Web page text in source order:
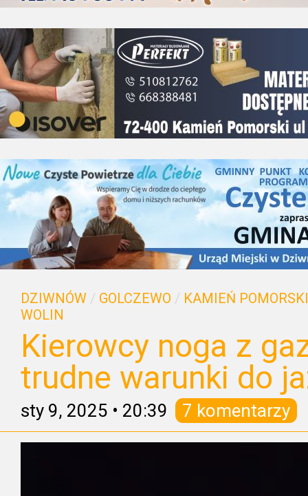
DZIWNÓW / GOLCZEWO / KAMIEŃ POMORSKI
WOLIN
Kierowcy noga z
trudne warunki do
sty 9, 2025 • 20:39 7 komentarzy